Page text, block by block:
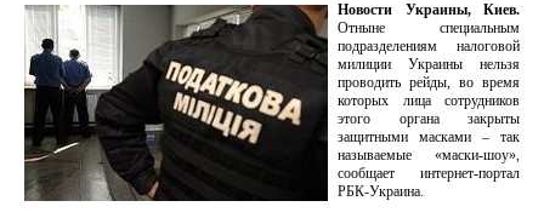
Новости Украины, Киев.
Отныне специальным
подразделениям налоговой
милиции Украины нельзя
проводить рейды, во время
которых лица сотрудников
этого органа закрыты
защитными масками – так
называемые «маски-шоу»,
сообщает интернет-портал
РБК-Украина.